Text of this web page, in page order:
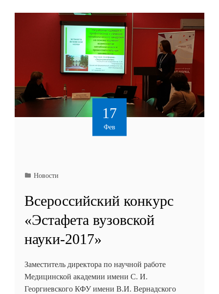
17
Фев
Новости
Всероссийский конкурс
«Эстафета вузовской
науки-2017»
Заместитель директора по научной работе
Медицинской академии имени С. И.
Георгиевского КФУ имени В.И. Вернадского